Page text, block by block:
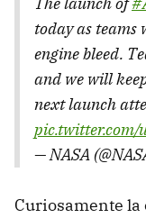
today as
engine bleed.
and we will
next launch
— NASA
Curiosamente